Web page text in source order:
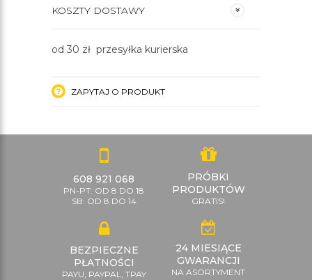
KOSZTY DOSTAWY
od 30 zł przesyłka kurierska
ZAPYTAJ O PRODUKT
608 921 068
PN-PT: OD 8 DO 18
SB: OD 8 DO 14
PRÓBKI
PRODUKTÓW
GRATIS!
BEZPIECZNE
PŁATNOŚCI
PAYU, PAYPAL, TPAY
24 MIESIĄCE
GWARANCJI
NA ASORTYMENT